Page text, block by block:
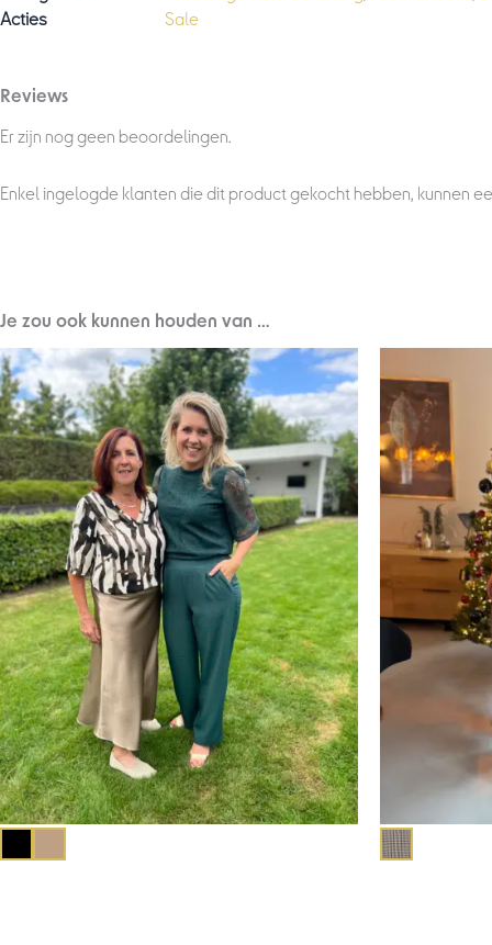
Acties
Sale
Reviews
Er zijn nog geen beoordelingen.
Enkel ingelogde klanten die dit product gekocht hebben, kunnen
Je zou ook kunnen houden van …
prijs